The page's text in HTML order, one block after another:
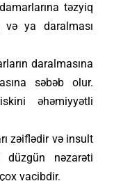
təzyiq
və ya daralması
daralmasına
səbəb olur.
əhəmiyyətli
zəiflədir və insult
düzgün nəzarəti
vacibdir.